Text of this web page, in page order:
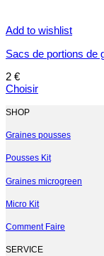
Add to wishlist
Sacs de portions de
2 €
Choisir
produit
plusieurs
Les
peuvent
choisies
sur
la
page
SHOP
Graines pousses
Pousses Kit
Graines microgreen
Micro Kit
Comment Faire
SERVICE